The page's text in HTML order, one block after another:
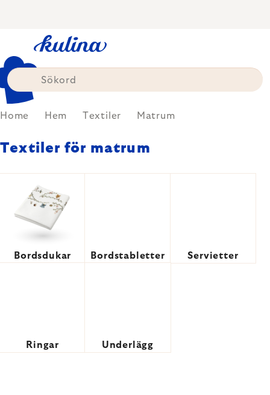
Home Hem Textiler Matrum
Textiler för matrum
Bordsdukar Bordstabletter Servietter
Ringar Underlägg